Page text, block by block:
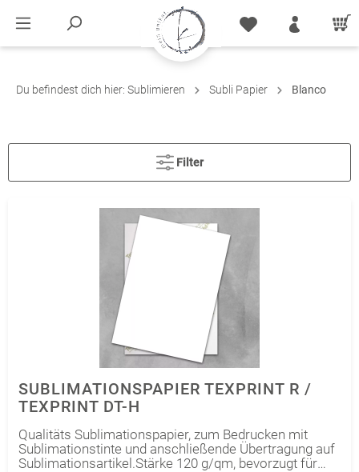
Du befindest dich hier: Sublimieren Subli Papier Blanco
Filter
SUBLIMATIONSPAPIER TEXPRINT R /
TEXPRINT DT-H
Qualitäts Sublimationspapier, zum Bedrucken mit
Sublimationstinte und anschließende Übertragung auf
Sublimationsartikel.Stärke 120 g/qm, bevorzugt für